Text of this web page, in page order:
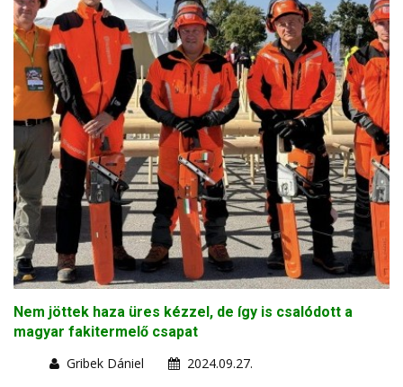
Nem jöttek haza üres kézzel, de így is csalódott a
magyar fakitermelő csapat
Gribek Dániel
2024.09.27.